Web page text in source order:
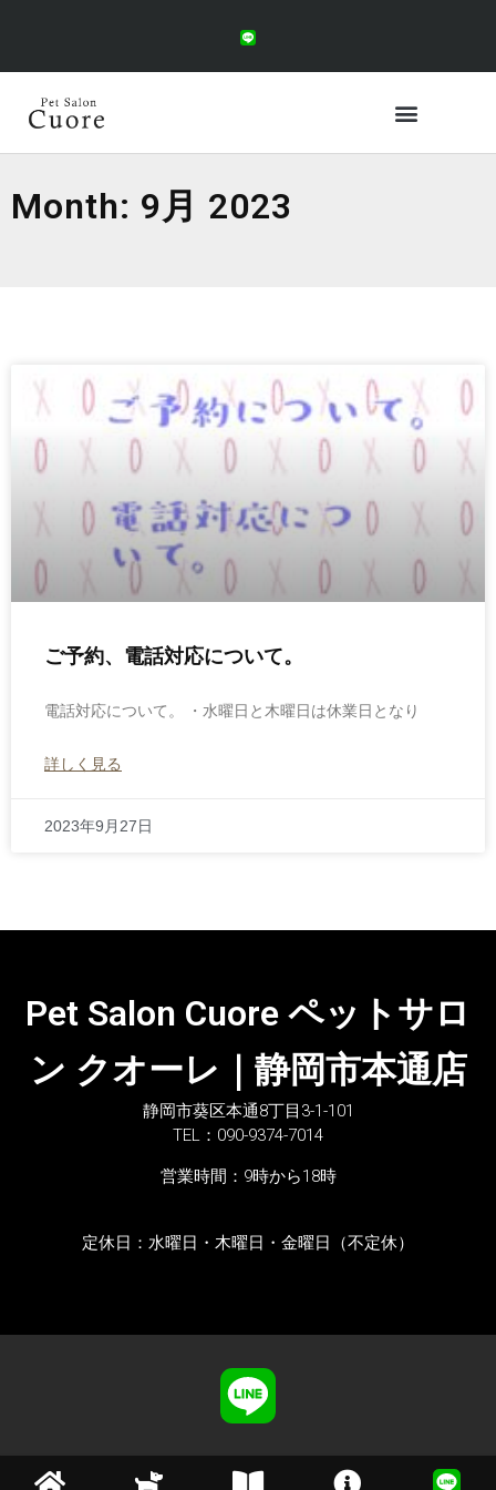
Month: 9月 2023
ご予約、電話対応について。
電話対応について。 ・水曜日と木曜日は休業日となり
詳しく見る
2023年9月27日
Pet Salon Cuore ペットサロ
ン クオーレ｜静岡市本通店
静岡市葵区本通8丁目3-1-101
TEL：090-9374-7014
営業時間：9時から18時
定休日：水曜日・木曜日・金曜日（不定休）
Copyright © 2026 Luca Design All Rights Reserved.